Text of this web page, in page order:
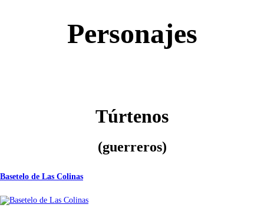
Personajes
Túrtenos
(guerreros)
Basetelo de Las Colinas